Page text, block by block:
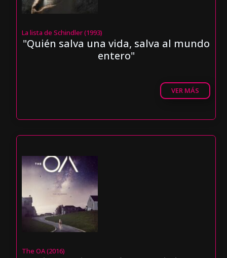
La lista de Schindler (1993)
"Quién salva una vida, salva al mundo
entero"
VER MÁS
The OA (2016)